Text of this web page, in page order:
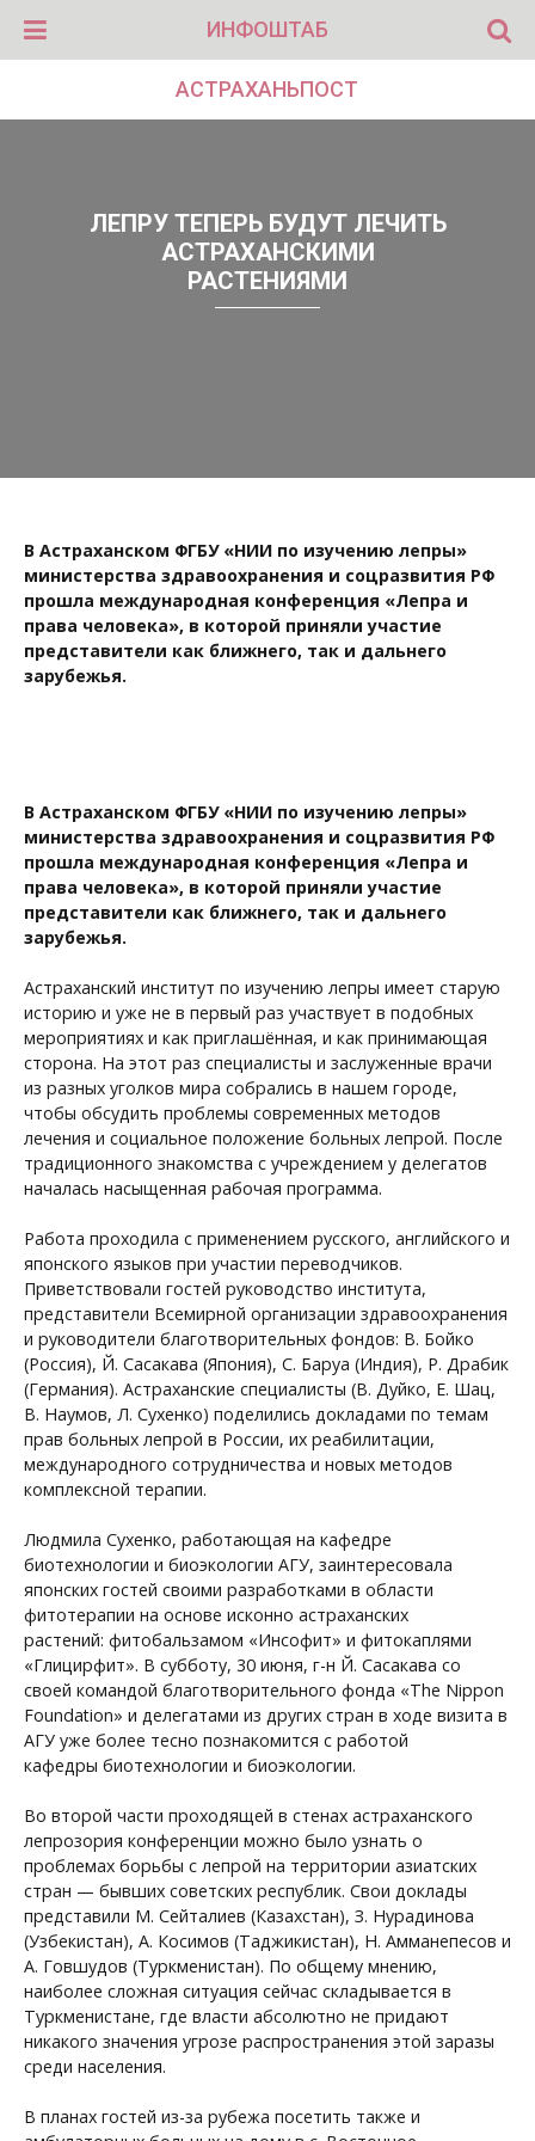
ИНФОШТАБ
АСТРАХАНЬПОСТ
ЛЕПРУ ТЕПЕРЬ БУДУТ ЛЕЧИТЬ
АСТРАХАНСКИМИ
РАСТЕНИЯМИ
В Астраханском ФГБУ «НИИ по изучению лепры»
министерства здравоохранения и соцразвития РФ
прошла международная конференция «Лепра и
права человека», в которой приняли участие
представители как ближнего, так и дальнего
зарубежья.
В Астраханском ФГБУ «НИИ по изучению лепры»
министерства здравоохранения и соцразвития РФ
прошла международная конференция «Лепра и
права человека», в которой приняли участие
представители как ближнего, так и дальнего
зарубежья.
Астраханский институт по изучению лепры имеет старую
историю и уже не в первый раз участвует в подобных
мероприятиях и как приглашённая, и как принимающая
сторона. На этот раз специалисты и заслуженные врачи
из разных уголков мира собрались в нашем городе,
чтобы обсудить проблемы современных методов
лечения и социальное положение больных лепрой. После
традиционного знакомства с учреждением у делегатов
началась насыщенная рабочая программа.
Работа проходила с применением русского, английского и
японского языков при участии переводчиков.
Приветствовали гостей руководство института,
представители Всемирной организации здравоохранения
и руководители благотворительных фондов: В. Бойко
(Россия), Й. Сасакава (Япония), С. Баруа (Индия), Р. Драбик
(Германия). Астраханские специалисты (В. Дуйко, Е. Шац,
В. Наумов, Л. Сухенко) поделились докладами по темам
прав больных лепрой в России, их реабилитации,
международного сотрудничества и новых методов
комплексной терапии.
Людмила Сухенко, работающая на кафедре
биотехнологии и биоэкологии АГУ, заинтересовала
японских гостей своими разработками в области
фитотерапии на основе исконно астраханских
растений: фитобальзамом «Инсофит» и фитокаплями
«Глицирфит». В субботу, 30 июня, г-н Й. Сасакава со
своей командой благотворительного фонда «The Nippon
Foundation» и делегатами из других стран в ходе визита в
АГУ уже более тесно познакомится с работой
кафедры биотехнологии и биоэкологии.
Во второй части проходящей в стенах астраханского
лепрозория конференции можно было узнать о
проблемах борьбы с лепрой на территории азиатских
стран — бывших советских республик. Свои доклады
представили М. Сейталиев (Казахстан), З. Нурадинова
(Узбекистан), А. Косимов (Таджикистан), Н. Амманепесов и
А. Говшудов (Туркменистан). По общему мнению,
наиболее сложная ситуация сейчас складывается в
Туркменистане, где власти абсолютно не придают
никакого значения угрозе распространения этой заразы
среди населения.
В планах гостей из-за рубежа посетить также и